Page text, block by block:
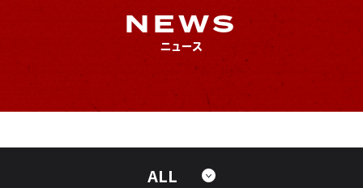
NEWS
ニュース
ALL